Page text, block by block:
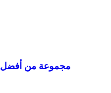
مجموعة من أفضل 10 ألعاب الجوال 2023